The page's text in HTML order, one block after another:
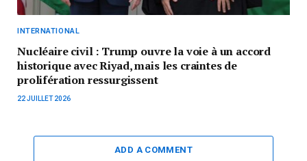
INTERNATIONAL
Nucléaire civil : Trump ouvre la voie à un accord
historique avec Riyad, mais les craintes de
prolifération ressurgissent
22 JUILLET 2026
ADD A COMMENT